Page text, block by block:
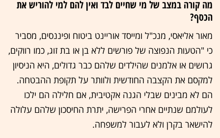
מה קורה במצב של מי שחיים לבד ואין להם למי להוריש את
הכסף?
מאור אליאסי, מנכ"ל ומייסד אוריינט ביטוח ופיננסים, מסביר
כי "הטעות הנפוצה של פורשים ללא בן או בת זוג, כמו רווקים,
גרושים או אלמנים שהילדים שלהם כבר גדולים, היא הניסיון
למקסם את הקצבה החודשית ולוותר על תקופת ההבטחה.
הם לא מבינים שבלי הגנה אקטיבית, אם חלילה הם ילכו
לעולמם שנתיים אחרי הפרישה, יתרת החיסכון שלהם עלולה
להישאר בקרן ולא לעבור למשפחה.